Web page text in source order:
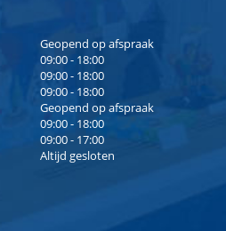
Geopend op afspraak
09:00 - 18:00
09:00 - 18:00
09:00 - 18:00
Geopend op afspraak
09:00 - 18:00
09:00 - 17:00
Altijd gesloten